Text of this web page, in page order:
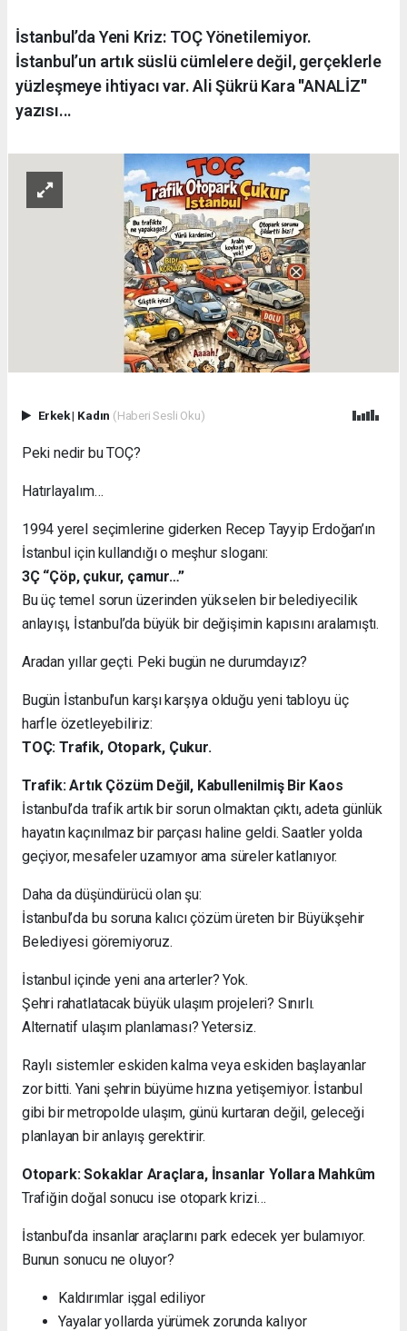
İstanbul’da Yeni Kriz: TOÇ Yönetilemiyor.
İstanbul’un artık süslü cümlelere değil, gerçeklerle
yüzleşmeye ihtiyacı var. Ali Şükrü Kara ''ANALİZ''
yazısı...
Erkek| Kadın (Haberi Sesli Oku)
Peki nedir bu TOÇ?
Hatırlayalım…
1994 yerel seçimlerine giderken Recep Tayyip Erdoğan’ın
İstanbul için kullandığı o meşhur sloganı:
3Ç “Çöp, çukur, çamur…”
Bu üç temel sorun üzerinden yükselen bir belediyecilik
anlayışı, İstanbul’da büyük bir değişimin kapısını aralamıştı.
Aradan yıllar geçti. Peki bugün ne durumdayız?
Bugün İstanbul’un karşı karşıya olduğu yeni tabloyu üç
harfle özetleyebiliriz:
TOÇ: Trafik, Otopark, Çukur.
Trafik: Artık Çözüm Değil, Kabullenilmiş Bir Kaos
İstanbul’da trafik artık bir sorun olmaktan çıktı, adeta günlük
hayatın kaçınılmaz bir parçası haline geldi. Saatler yolda
geçiyor, mesafeler uzamıyor ama süreler katlanıyor.
Daha da düşündürücü olan şu:
İstanbul’da bu soruna kalıcı çözüm üreten bir Büyükşehir
Belediyesi göremiyoruz.
İstanbul içinde yeni ana arterler? Yok.
Şehri rahatlatacak büyük ulaşım projeleri? Sınırlı.
Alternatif ulaşım planlaması? Yetersiz.
Raylı sistemler eskiden kalma veya eskiden başlayanlar
zor bitti. Yani şehrin büyüme hızına yetişemiyor. İstanbul
gibi bir metropolde ulaşım, günü kurtaran değil, geleceği
planlayan bir anlayış gerektirir.
Otopark: Sokaklar Araçlara, İnsanlar Yollara Mahkûm
Trafiğin doğal sonucu ise otopark krizi…
İstanbul’da insanlar araçlarını park edecek yer bulamıyor.
Bunun sonucu ne oluyor?
Kaldırımlar işgal ediliyor
Yayalar yollarda yürümek zorunda kalıyor